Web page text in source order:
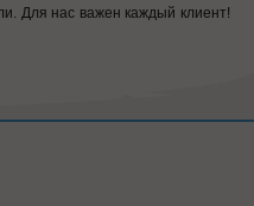
Для нас важен каждый клиент!